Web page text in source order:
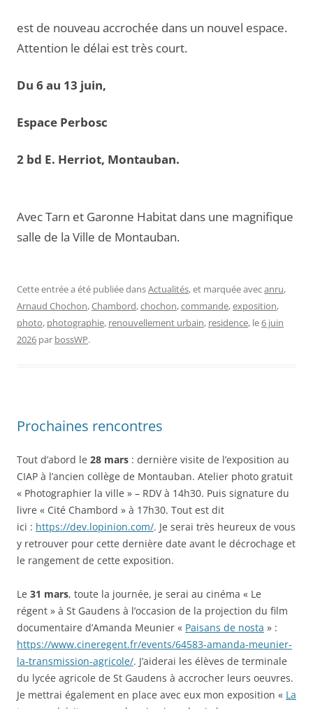
est de nouveau accrochée dans un nouvel espace.
Attention le délai est très court.
Du 6 au 13 juin,
Espace Perbosc
2 bd E. Herriot, Montauban.
Avec Tarn et Garonne Habitat dans une magnifique
salle de la Ville de Montauban.
Cette entrée a été publiée dansActualités, et marquée avecanru,
Arnaud Chochon,Chambord,chochon,commande,exposition,
photo, photographie, renouvellement urbain, residence, le6 juin
2026 par bossWP.
Prochaines rencontres
Tout d’abord le 28 mars : dernière visite de l’exposition au
CIAP à l’ancien collège de Montauban. Atelier photo gratuit
« Photographier la ville » – RDV à 14h30. Puis signature du
livre « Cité Chambord » à 17h30. Tout est dit
ici : https://dev.lopinion.com/. Je serai très heureux de vous
y retrouver pour cette dernière date avant le décrochage et
le rangement de cette exposition.
Le 31 mars, toute la journée, je serai au cinéma « Le
régent » à St Gaudens à l’occasion de la projection du film
documentaire d’Amanda Meunier « Paisans de nosta » :
https://www.cineregent.fr/events/64583-amanda-meunier-
la-transmission-agricole/. J’aiderai les élèves de terminale
du lycée agricole de St Gaudens à accrocher leurs oeuvres.
Je mettrai également en place avec eux mon exposition « La